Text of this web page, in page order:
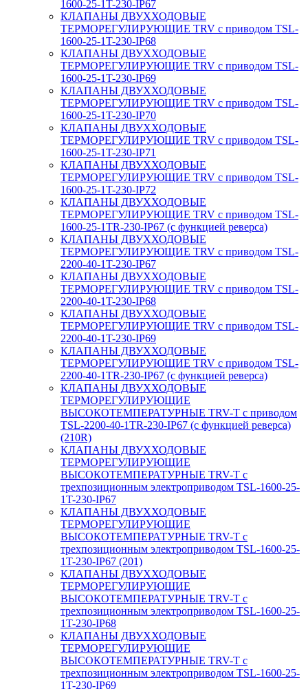
1600-25-1T-230-IP67
КЛАПАНЫ ДВУХХОДОВЫЕ
ТЕРМОРЕГУЛИРУЮЩИЕ TRV с приводом TSL-
1600-25-1T-230-IP68
КЛАПАНЫ ДВУХХОДОВЫЕ
ТЕРМОРЕГУЛИРУЮЩИЕ TRV с приводом TSL-
1600-25-1T-230-IP69
КЛАПАНЫ ДВУХХОДОВЫЕ
ТЕРМОРЕГУЛИРУЮЩИЕ TRV с приводом TSL-
1600-25-1T-230-IP70
КЛАПАНЫ ДВУХХОДОВЫЕ
ТЕРМОРЕГУЛИРУЮЩИЕ TRV с приводом TSL-
1600-25-1T-230-IP71
КЛАПАНЫ ДВУХХОДОВЫЕ
ТЕРМОРЕГУЛИРУЮЩИЕ TRV с приводом TSL-
1600-25-1T-230-IP72
КЛАПАНЫ ДВУХХОДОВЫЕ
ТЕРМОРЕГУЛИРУЮЩИЕ TRV с приводом TSL-
1600-25-1TR-230-IP67 (с функцией реверса)
КЛАПАНЫ ДВУХХОДОВЫЕ
ТЕРМОРЕГУЛИРУЮЩИЕ TRV с приводом TSL-
2200-40-1T-230-IP67
КЛАПАНЫ ДВУХХОДОВЫЕ
ТЕРМОРЕГУЛИРУЮЩИЕ TRV с приводом TSL-
2200-40-1T-230-IP68
КЛАПАНЫ ДВУХХОДОВЫЕ
ТЕРМОРЕГУЛИРУЮЩИЕ TRV с приводом TSL-
2200-40-1T-230-IP69
КЛАПАНЫ ДВУХХОДОВЫЕ
ТЕРМОРЕГУЛИРУЮЩИЕ TRV с приводом TSL-
2200-40-1TR-230-IP67 (с функцией реверса)
КЛАПАНЫ ДВУХХОДОВЫЕ
ТЕРМОРЕГУЛИРУЮЩИЕ
ВЫСОКОТЕМПЕРАТУРНЫЕ TRV-T с приводом
TSL-2200-40-1TR-230-IP67 (с функцией реверса)
(210R)
КЛАПАНЫ ДВУХХОДОВЫЕ
ТЕРМОРЕГУЛИРУЮЩИЕ
ВЫСОКОТЕМПЕРАТУРНЫЕ TRV-T с
трехпозиционным электроприводом TSL-1600-25-
1T-230-IP67
КЛАПАНЫ ДВУХХОДОВЫЕ
ТЕРМОРЕГУЛИРУЮЩИЕ
ВЫСОКОТЕМПЕРАТУРНЫЕ TRV-T с
трехпозиционным электроприводом TSL-1600-25-
1T-230-IP67 (201)
КЛАПАНЫ ДВУХХОДОВЫЕ
ТЕРМОРЕГУЛИРУЮЩИЕ
ВЫСОКОТЕМПЕРАТУРНЫЕ TRV-T с
трехпозиционным электроприводом TSL-1600-25-
1T-230-IP68
КЛАПАНЫ ДВУХХОДОВЫЕ
ТЕРМОРЕГУЛИРУЮЩИЕ
ВЫСОКОТЕМПЕРАТУРНЫЕ TRV-T с
трехпозиционным электроприводом TSL-1600-25-
1T-230-IP69